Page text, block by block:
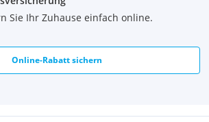
Sie Ihr Zuhause einfach online.
Online-Rabatt sichern